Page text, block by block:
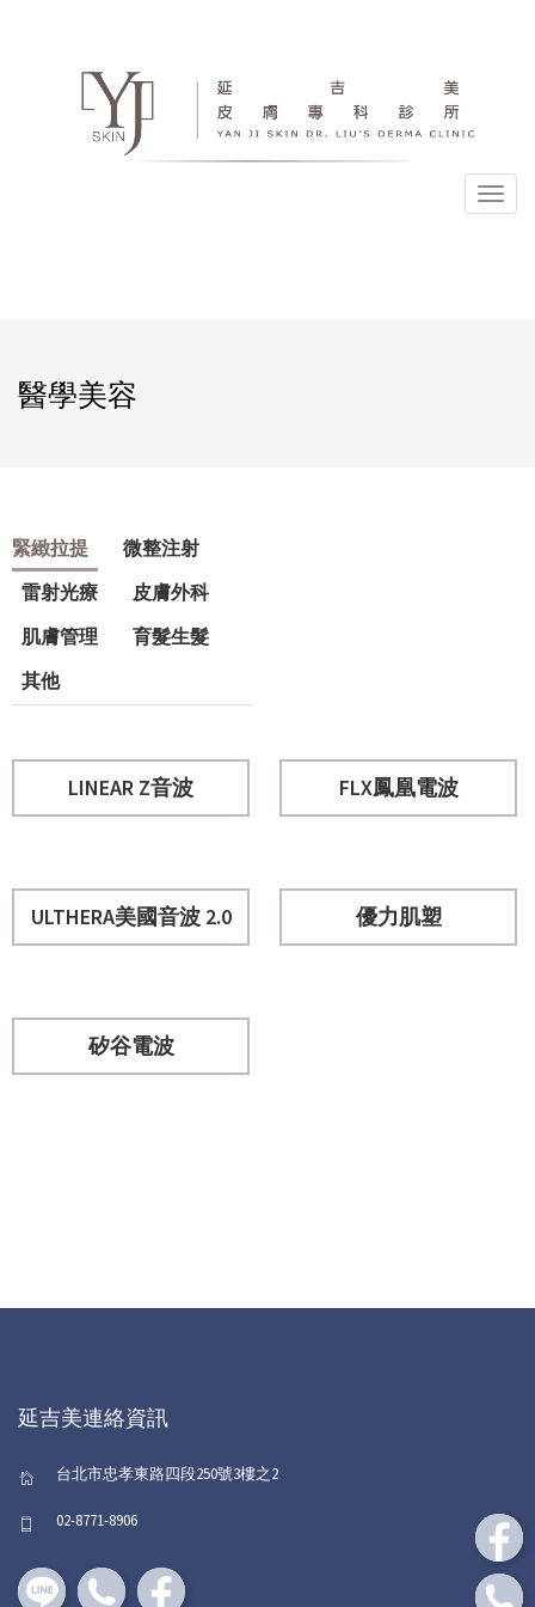
選
醫學美容
緊緻拉提
微整注射
雷射光療
皮膚外科
肌膚管理
育髮生髮
其他
LINEAR Z音波 FLX鳳凰電波
ULTHERA美國音波 2.0 優力肌塑
矽谷電波
延吉美連絡資訊
台北市忠孝東路四段250號3樓之2
02-8771-8906